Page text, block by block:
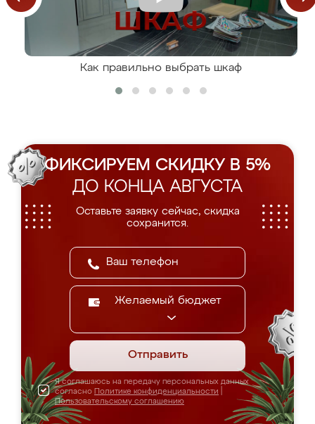
Как правильно выбрать шкаф
ФИКСИРУЕМ СКИДКУ В 5%
ДО КОНЦА АВГУСТА
Оставьте заявку сейчас, скидка
сохранится.
Желаемый бюджет
Отправить
Я соглашаюсь на передачу персональных данных
согласно Политике конфиденциальности
Пользовательскому соглашению